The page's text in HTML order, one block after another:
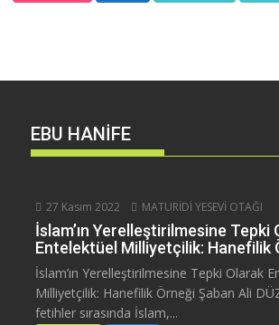
EBU HANİFE
27 Kasım 2022 MATURİDİ YESEVİ OTAĞI
İslam’ın Yerelleştirilmesine Tepki
Entelektüel Milliyetçilik: Hanefilik
İslam’ın Yerelleştirilmesine Tepki Olarak
Milliyetçilik: Hanefilik Örneği Şaban Ali
fetihler sırasında İslam,...